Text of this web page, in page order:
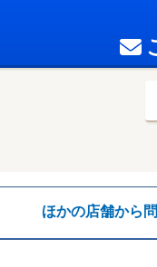
ほかの店舗から